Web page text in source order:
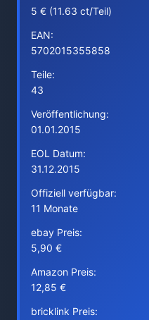
5 € (11.63 ct/Teil)
EAN:
5702015355858
Teile:
43
Veröffentlichung:
01.01.2015
EOL Datum:
31.12.2015
Offiziell verfügbar:
11 Monate
ebay Preis:
5,90 €
Amazon Preis:
12,85 €
bricklink Preis: